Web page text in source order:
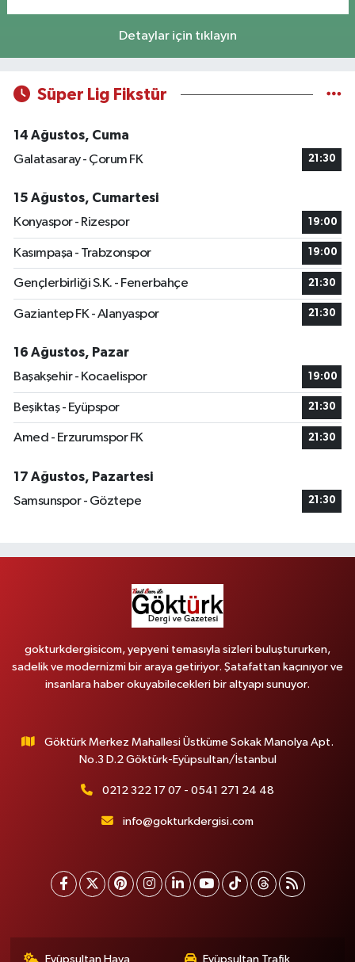
Detaylar için tıklayın
Süper Lig Fikstür
14 Ağustos, Cuma
Galatasaray - Çorum FK
21:30
15 Ağustos, Cumartesi
Konyaspor - Rizespor
19:00
Kasımpaşa - Trabzonspor 19:00
Gençlerbirliği S.K. - Fenerbahçe 21:30
Gaziantep FK - Alanyaspor 21:30
16 Ağustos, Pazar
Başakşehir - Kocaelispor
19:00
Beşiktaş - Eyüpspor 21:30
Amed - Erzurumspor FK 21:30
17 Ağustos, Pazartesi
Samsunspor - Göztepe
21:30
gokturkdergisicom, yepyeni temasıyla sizleri buluştururken,
sadelik ve modernizmi bir araya getiriyor. Şatafattan kaçınıyor ve
insanlara haber okuyabilecekleri bir altyapı sunuyor.
Göktürk Merkez Mahallesi Üstküme Sokak Manolya Apt.
No.3 D.2 Göktürk-Eyüpsultan/İstanbul
0212 322 17 07 - 0541 271 24 48
info@gokturkdergisi.com
Eyüpsultan Hava Eyüpsultan Trafik